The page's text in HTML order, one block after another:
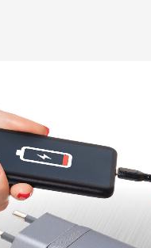
ESC zum Schließen.